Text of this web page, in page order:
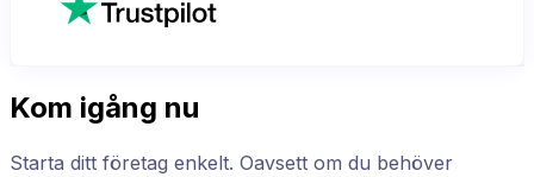
Kom igång nu
Starta ditt företag enkelt. Oavsett om du behöver